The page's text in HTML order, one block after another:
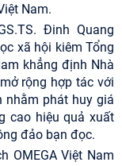
Nam.
Đinh Quang
xã hội kiêm Tổng
khẳng định Nhà
rộng hợp tác với
nhằm phát huy giá
cao hiệu quả xuất
đảo bạn đọc.
OMEGA Việt Nam